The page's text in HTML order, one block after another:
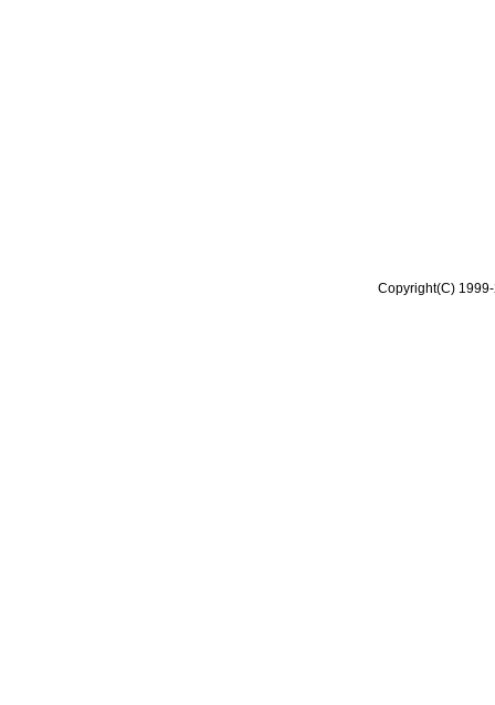
Copyright(C)